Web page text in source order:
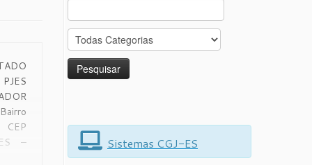
–
for:
Sistemas CGJ-ES